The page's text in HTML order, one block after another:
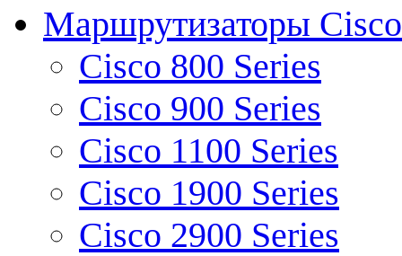
Маршрутизаторы Cisco
Cisco 800 Series
Cisco 900 Series
Cisco 1100 Series
Cisco 1900 Series
Cisco 2900 Series